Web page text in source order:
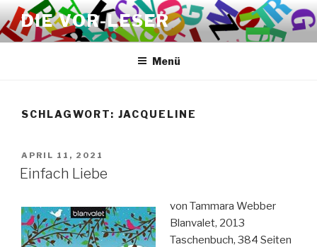
Zum
Inhalt
springen
DIE VOR-LESER
Menü
SCHLAGWORT: JACQUELINE
VERÖFFENTLICHT
AM
APRIL 11, 2021
Einfach Liebe
von Tammara Webber
Blanvalet, 2013
Taschenbuch, 384 Seiten